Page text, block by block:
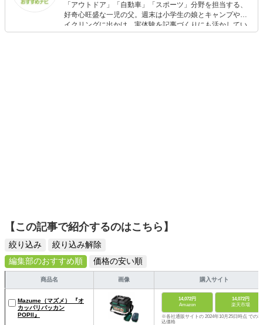
「アウトドア」「自動車」「スポーツ」分野を担当する、
好奇心旺盛な一児の父。週末は小学生の娘とキャンプやサ
イクリングに出かけ、実体験を記事づくりにも活かしてい
ます。読者の「知りたい」を分かりやすく届けることをモ
【この記事で紹介するのはこちら】
絞り込み
絞り込み解除
編集部のおすすめ順
価格の安い順
商品名 画像 購入サイト
Mazume（マズメ） 『オ
カッパリバッカン
POPII』
14,072円
Amazon
14,072円
楽天市場
※各社通販サイトの 2024年10月25日時点 での税
込価格